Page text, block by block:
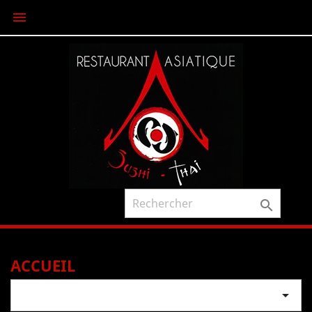


ACCUEIL
